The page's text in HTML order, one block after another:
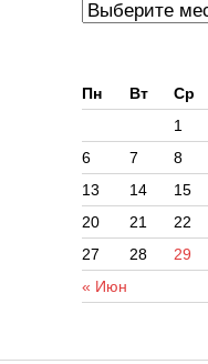
Пн
Вт Ср
« Июн
1
6
7 8
13
14 15
20
21 22
27
28 29